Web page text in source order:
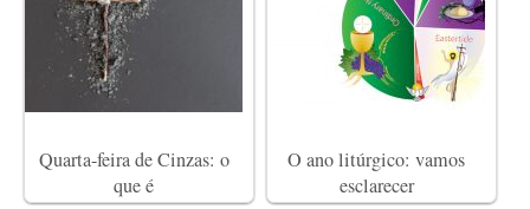
Quarta-feira de Cinzas: o
que é
O ano litúrgico: vamos
esclarecer